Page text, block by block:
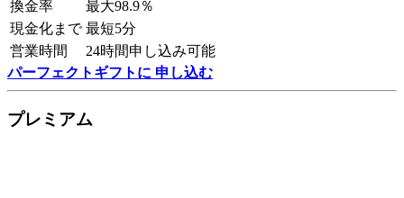
換金率
最大98.9％
現金化まで 最短5分
営業時間
24時間申し込み可能
パーフェクトギフトに 申し込む
プレミアム